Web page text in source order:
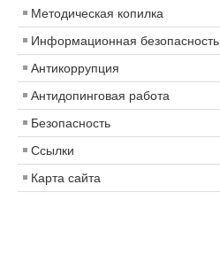
Методическая копилка
Информационная безопасность
Антикоррупция
Антидопинговая работа
Безопасность
Ссылки
Карта сайта